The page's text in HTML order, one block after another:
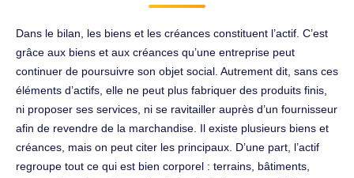
Dans le bilan, les biens et les créances constituent l’actif. C’est
grâce aux biens et aux créances qu’une entreprise peut
continuer de poursuivre son objet social. Autrement dit, sans ces
éléments d’actifs, elle ne peut plus fabriquer des produits finis,
ni proposer ses services, ni se ravitailler auprès d’un fournisseur
afin de revendre de la marchandise. Il existe plusieurs biens et
créances, mais on peut citer les principaux. D’une part, l’actif
regroupe tout ce qui est bien corporel : terrains, bâtiments,